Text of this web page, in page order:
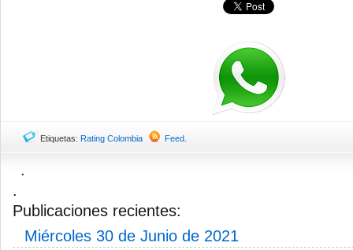
Etiquetas: Rating Colombia Feed
.
.
Publicaciones recientes:
Miércoles 30 de Junio de 2021